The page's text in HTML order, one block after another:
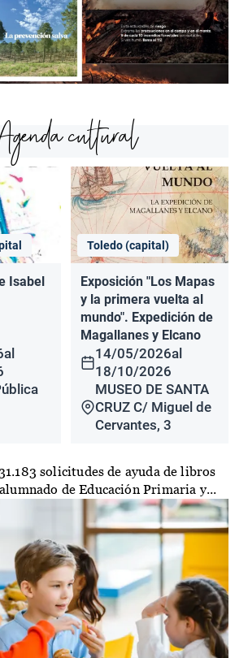
cultural
Isabel
al
Toledo (capital)
Exposición "Los Mapas
y la primera vuelta al
mundo". Expedición de
Magallanes y Elcano
14/05/2026al
18/10/2026
MUSEO DE SANTA
CRUZ C/ Miguel de
Cervantes, 3
solicitudes de ayuda de libros
de Educación Primaria y...